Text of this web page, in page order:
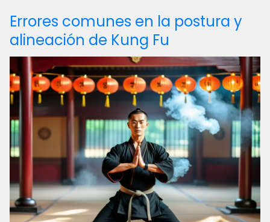
Errores comunes en la postura y
alineación de Kung Fu